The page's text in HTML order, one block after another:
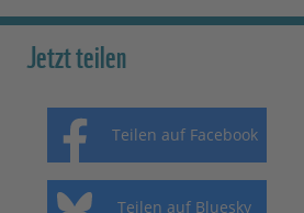
Nach dem Absenden der
wir Ihnen eine E-Mail, in der
Anmeldung bestätigen
Ihre Einwilligung können Sie
ohne Angabe von Gründen
Einen formlosen Widerruf
entweder über den
Jetzt teilen
Teilen auf Facebook
Teilen auf Bluesky